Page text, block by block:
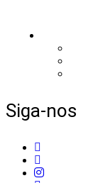
Siga-nos